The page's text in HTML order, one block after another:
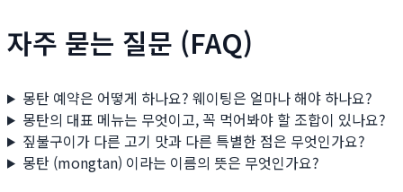
자주 묻는 질문 (FAQ)
몽탄 예약은 어떻게 하나요? 웨이팅은 얼마나 해야 하나요?
몽탄의 대표 메뉴는 무엇이고, 꼭 먹어봐야 할 조합이 있나요?
짚불구이가 다른 고기 맛과 다른 특별한 점은 무엇인가요?
몽탄 (mongtan) 이라는 이름의 뜻은 무엇인가요?